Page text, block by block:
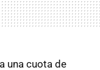
una cuota de